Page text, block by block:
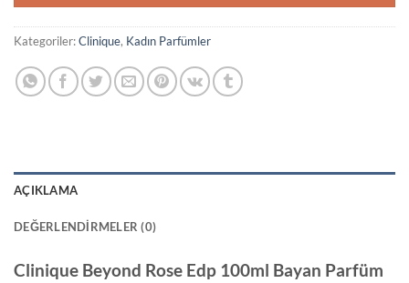
Kategoriler:Clinique, Kadın Parfümler
AÇIKLAMA
DEĞERLENDIRMELER (0)
Clinique Beyond Rose Edp 100ml Bayan Parfüm